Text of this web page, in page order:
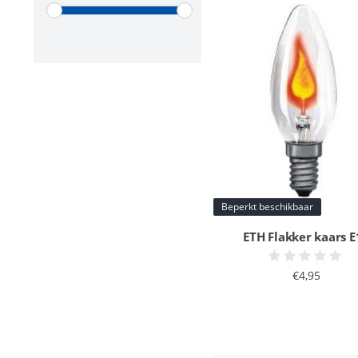
Beperkt beschikbaar
ETH Flakker kaars
€4,95